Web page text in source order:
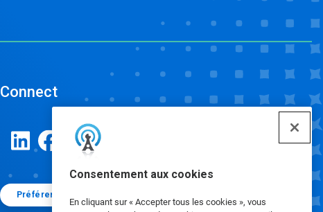
Consentement aux cookies
En cliquant sur « Accepter tous les cookies », vous
Connect
Préférences en matière de cookies